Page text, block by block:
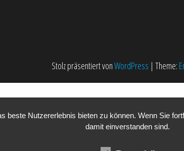
Stolz präsentiert vonWordPress | Theme:
beste Nutzererlebnis bieten zu können. Wenn Sie
damit einverstanden sind.